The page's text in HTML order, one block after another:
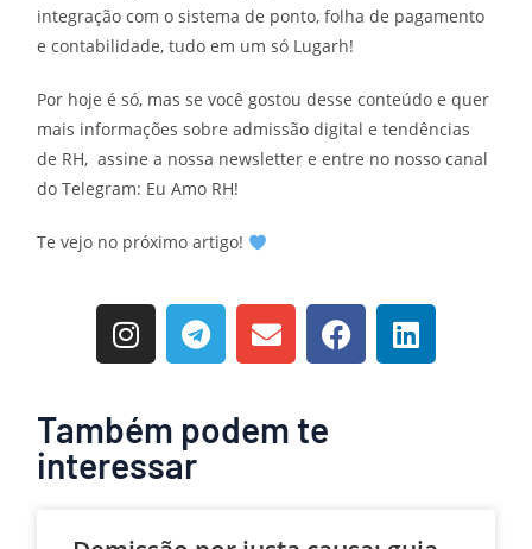
integração com o sistema de ponto, folha de pagamento
e contabilidade, tudo em um só Lugarh!
Por hoje é só, mas se você gostou desse conteúdo e quer
mais informações sobre admissão digital e tendências
de RH, assine a nossa newsletter eentre no nosso canal
do Telegram: Eu Amo RH!
Te vejo no próximo artigo!
Também podem te
interessar